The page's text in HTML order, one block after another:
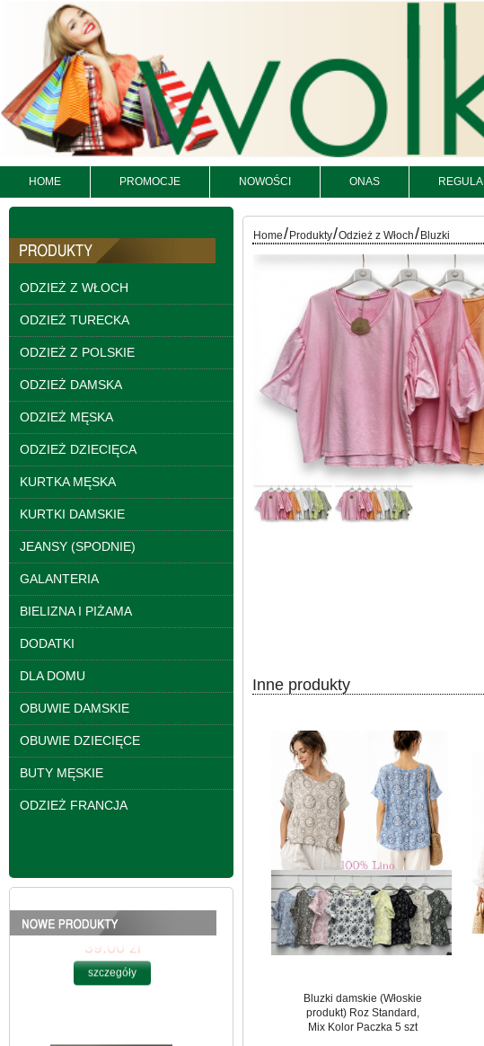
HOME PROMOCJE NOWOŚCI ONAS
ODZIEŻ Z WŁOCH
ODZIEŻ TURECKA
ODZIEŻ Z POLSKIE
ODZIEŻ DAMSKA
ODZIEŻ MĘSKA
ODZIEŻ DZIECIĘCA
KURTKA MĘSKA
KURTKI DAMSKIE
JEANSY (SPODNIE)
GALANTERIA
BIELIZNA I PIŻAMA
DODATKI
DLA DOMU
OBUWIE DAMSKIE
OBUWIE DZIECIĘCE
BUTY MĘSKIE
ODZIEŻ FRANCJA
3XL. 1 kolor. Paczka
10 szt
54.00 zł
szczegóły
Bluzy damskie Roz L-
3XL. 1 kolor. Paczka
10 szt
Bluzy damskie Roz L-
3XL. 1 kolor. Paczka
10 szt
Home/ Produkty/Odzież z Włoch/ Bluzki
Inne produkty
Bluzki damskie (Włoskie
produkt) Roz Standard,
Mix Kolor Paczka 5 szt